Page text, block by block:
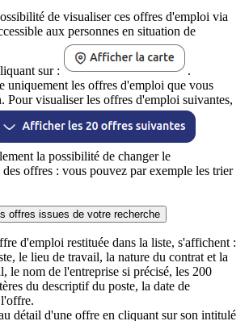
de visualiser ces offres d'emploi via
aux personnes en situation de
sur :
.
uniquement les offres d'emploi que vous
Pour visualiser les offres d'emploi suivantes,
la possibilité de changer le
des offres : vous pouvez par exemple les trier
offres issues de votre recherche
d'emploi restituée dans la liste, s'affichent :
le lieu de travail, la nature du contrat et la
le nom de l'entreprise si précisé, les 200
du descriptif du poste, la date de
détail d'une offre en cliquant sur son intitulé